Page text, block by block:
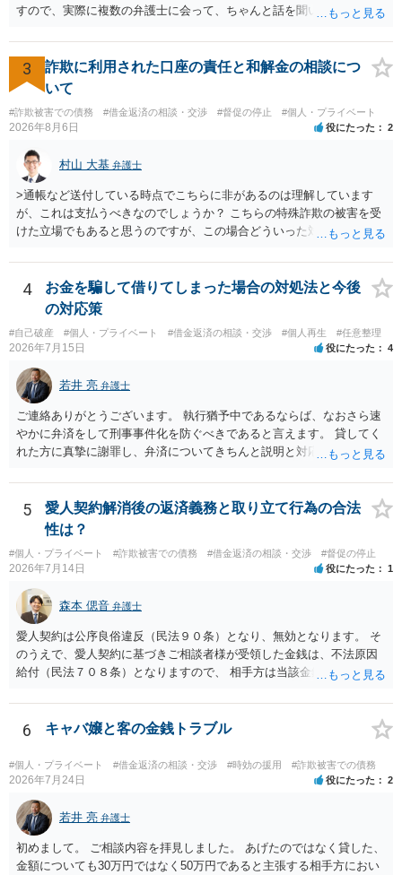
すので、実際に複数の弁護士に会って、ちゃんと話を聞いてくれる
はそもそも事案を把握できていないようですので、御相談の案件につ
いては弁護士として能力不足なのかもしれません。相手にしない方が
良いと思います。ただ、仮想通貨詐欺の被害回復は現実的には難しい
かもしれません。
3
詐欺に利用された口座の責任と和解金の相談につ
いて
#詐欺被害での債務 #借金返済の相談・交渉 #督促の停止 #個人・プライベート
2026年8月6日 役にたった 2
村山 大基 弁護士
>通帳など送付している時点でこちらに非があるのは理解しています
が、これは支払うべきなのでしょうか？ こちらの特殊詐欺の被害を受
けた立場でもあると思うのですが、この場合どういった対処が必要で
がいいとは思います。 そもそも、特殊詐欺関係なく旦那さんの行為
は法に触れる可能性もあります。 ＞100万を支払わず穏便に和解する
ことは可能でしょうか？ →一般的には難しいです。相談者さんも１０
０万円の被害を受けたとして、１円も払わないで和解したいと言われ
たら、 できるだけ重い刑罰を与えて欲しい、と思われるのではない
でしょうか。 ＞弁護士さんに入ってもらうことで支払額が下がること
はありますか？ そこはあり得ます、ただ、弁護士費用かけるならその
分賠償に回すことも考えられるので、 兼ね合いは考えてみましょう。
4
お金を騙して借りてしまった場合の対処法と今後
の対応策
#自己破産 #個人・プライベート #借金返済の相談・交渉 #個人再生 #任意整理
2026年7月15日 役にたった 4
若井 亮 弁護士
ご連絡ありがとうございます。 執行猶予中であるならば、なおさら速
やかに弁済をして刑事事件化を防ぐべきであると言えます。 貸してく
れた方に真摯に謝罪し、弁済についてきちんと説明と対応を行ってい
5
愛人契約解消後の返済義務と取り立て行為の合法
性は？
#個人・プライベート #詐欺被害での債務 #借金返済の相談・交渉 #督促の停止
2026年7月14日 役にたった 1
森本 偲音 弁護士
愛人契約は公序良俗違反（民法９０条）となり、無効となります。 そ
のうえで、愛人契約に基づきご相談者様が受領した金銭は、不法原因
給付（民法７０８条）となりますので、 相手方は当該金銭の返還請求
6 キャバ嬢と客の金銭トラブル
#個人・プライベート #借金返済の相談・交渉 #時効の援用 #詐欺被害での債務
2026年7月24日 役にたった 2
若井 亮 弁護士
初めまして。 ご相談内容を拝見しました。 あげたのではなく貸した、
金額についても30万円ではなく50万円であると主張する相手方におい